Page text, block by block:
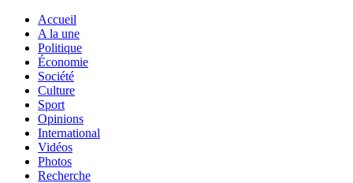
Accueil
A la une
Politique
Économie
Société
Culture
Sport
Opinions
International
Vidéos
Photos
Recherche